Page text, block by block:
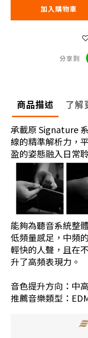
加入購物車
分享到
商品描述 了解
承載原 Signature
線的精準解析力，
盈的姿態融入日常
能夠為聽音系統整
低頻量感足，中頻
輕快的人聲，且在
升了高頻表現力。
音色提升方向：中
推薦音樂類型：